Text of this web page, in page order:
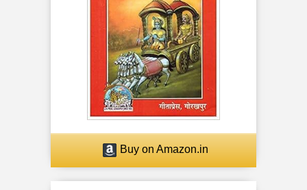
Buy on Amazon.in